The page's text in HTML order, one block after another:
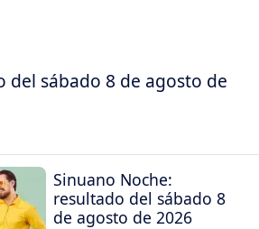
del sábado 8 de agosto de
Sinuano Noche:
resultado del sábado 8
de agosto de 2026